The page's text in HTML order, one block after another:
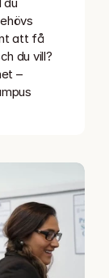
att få
du vill?
–